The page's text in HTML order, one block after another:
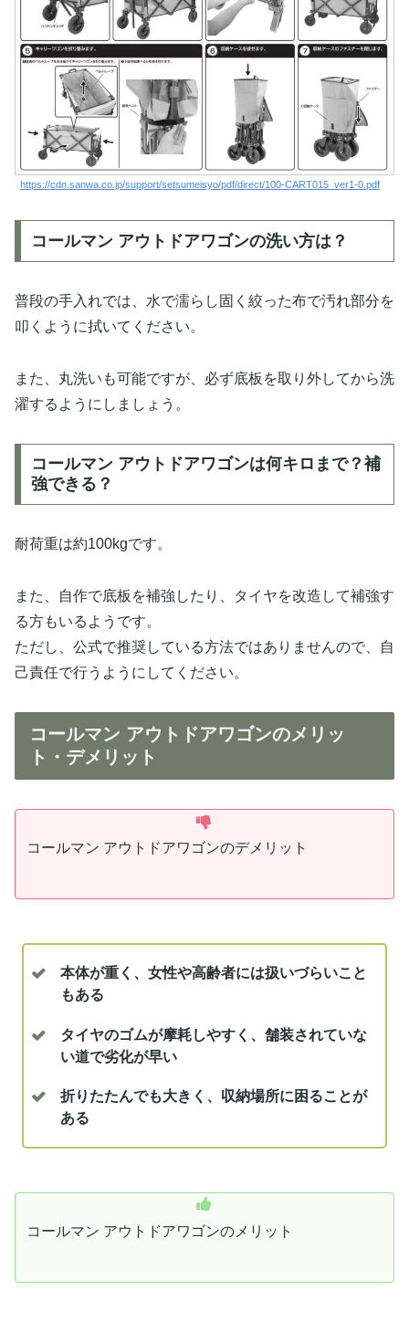
https://cdn.sanwa.co.jp/support/setsumeisyo/pdf/direct/100-CART015_ver1-0.pdf
コールマン アウトドアワゴンの洗い方は？
普段の手入れでは、水で濡らし固く絞った布で汚れ部分を
叩くように拭いてください。
また、丸洗いも可能ですが、必ず底板を取り外してから洗
濯するようにしましょう。
コールマン アウトドアワゴンは何キロまで？補
強できる？
耐荷重は約100kgです。
また、自作で底板を補強したり、タイヤを改造して補強す
る方もいるようです。
ただし、公式で推奨している方法ではありませんので、自
己責任で行うようにしてください。
コールマン アウトドアワゴンのメリッ
ト・デメリット
コールマン アウトドアワゴンのデメリット
本体が重く、女性や高齢者には扱いづらいこと
もある
タイヤのゴムが摩耗しやすく、舗装されていな
い道で劣化が早い
折りたたんでも大きく、収納場所に困ることが
ある
コールマン アウトドアワゴンのメリット